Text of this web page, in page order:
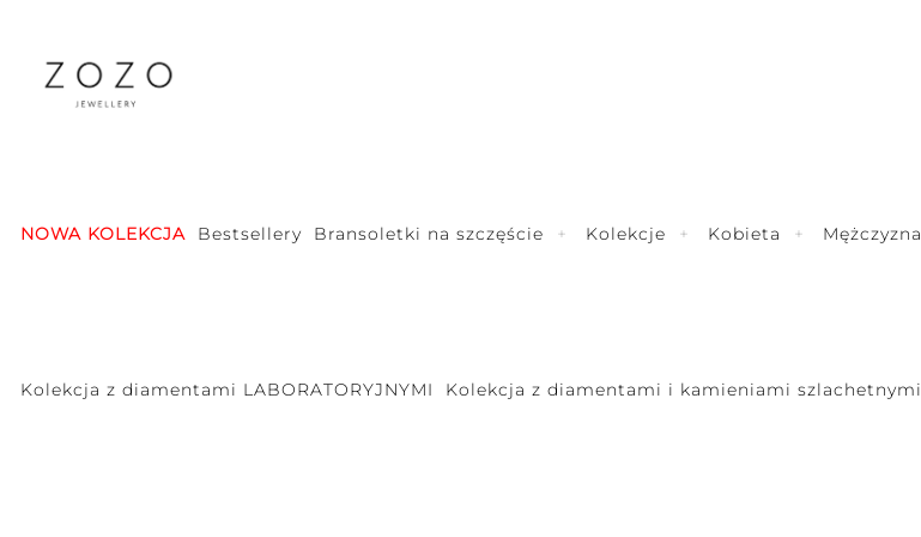
NOWA KOLEKCJA Bestsellery Bransoletki na szczęście Kolekcje Kobieta Mężczyzna
Kolekcja z diamentami LABORATORYJNYMI Kolekcja z diamentami i kamieniami szlachetnymi